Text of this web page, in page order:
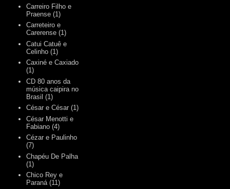
Carreiro Filho e
Praense (1)
Carreteiro e
Carerense (1)
Catui Catuê e
Celinho (1)
Caxiné e Caxiado
(1)
CD 80 anos da
música caipira no
Brasil (1)
César e César (1)
César Menotti e
Fabiano (4)
Cézar e Paulinho
(7)
Chapéu De Palha
(1)
Chico Rey e
Paraná (11)